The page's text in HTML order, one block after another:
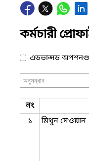
কর্মচারী
এডভান্সড
নং
১
মিথুন দেওয়ান